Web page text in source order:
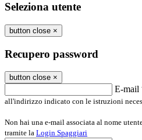
Seleziona utente
button close ×
Recupero password
button close ×
E-mail
all'indirizzo indicato con le istruzioni
Non hai una e-mail associata al nome
tramite la Login Spaggiari